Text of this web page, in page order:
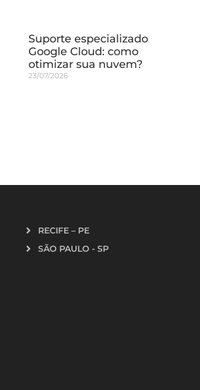
Suporte especializado
Google Cloud: como
otimizar sua nuvem?
23/07/2026
RECIFE – PE
SÃO PAULO - SP